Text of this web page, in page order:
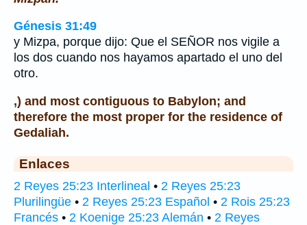
Génesis 31:49
y Mizpa, porque dijo: Que el SEÑOR nos vigile a
los dos cuando nos hayamos apartado el uno del
otro.
,) and most contiguous to Babylon; and
therefore the most proper for the residence of
Gedaliah.
Enlaces
2 Reyes 25:23 Interlineal • 2 Reyes 25:23
Plurilingüe • 2 Reyes 25:23 Español • 2 Rois 25:23
Francés • 2 Koenige 25:23 Alemán • 2 Reyes